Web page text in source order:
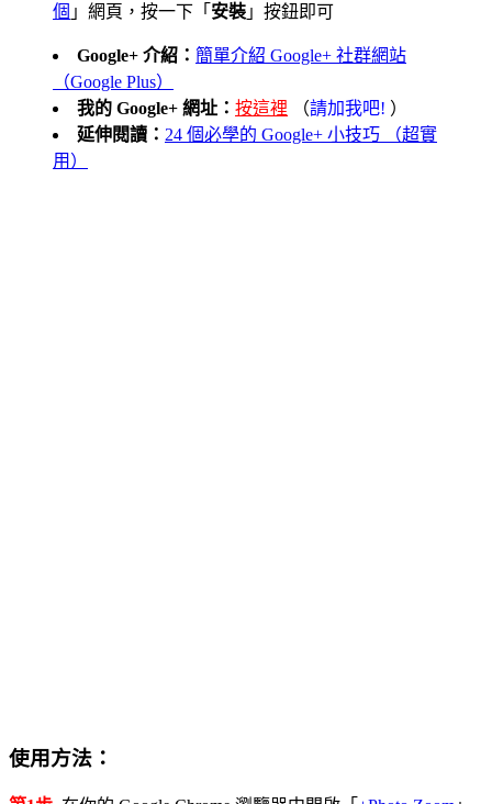
個 」網頁，按一下「 安裝 」按鈕即可
Google+ 介紹： 簡單介紹 Google+ 社群網站
（Google Plus）
我的 Google+ 網址： 按這裡 （請加我吧! ）
延伸閱讀： 24 個必學的 Google+ 小技巧 （超實
用）
使用方法：